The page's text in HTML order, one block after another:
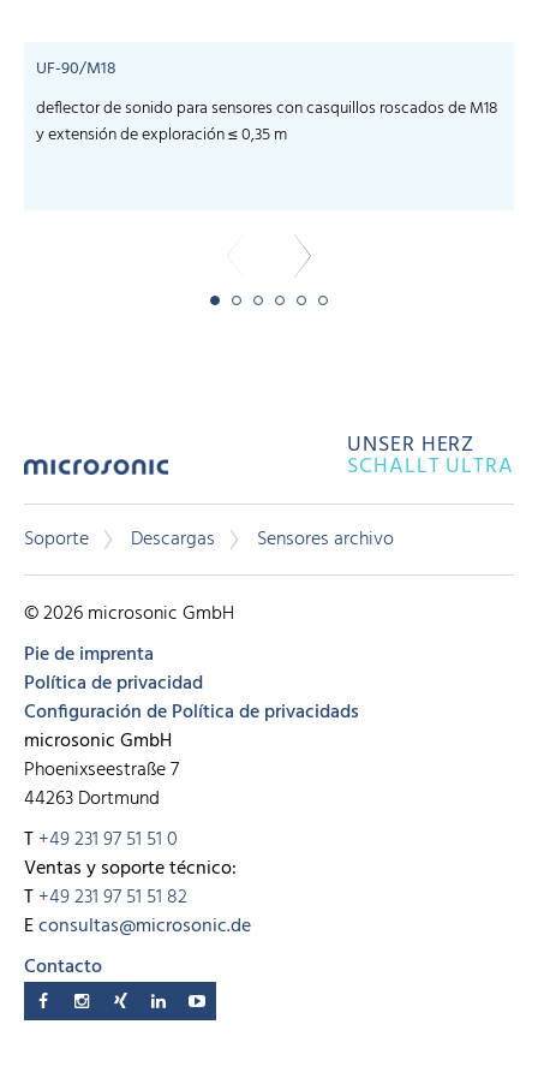
UF-90/M18
deflector de sonido para sensores con casquillos roscados de M18
y extensión de exploración ≤ 0,35 m
UNSER HERZ
SCHALLT ULTRA
Soporte Descargas Sensores archivo
© 2026 microsonic GmbH
Pie de imprenta
Política de privacidad
Configuración de Política de privacidads
microsonic GmbH
Phoenixseestraße 7
44263 Dortmund
T+49 231 97 51 51 0
Ventas y soporte técnico:
T+49 231 97 51 51 82
Econsultas@microsonic.de
Contacto